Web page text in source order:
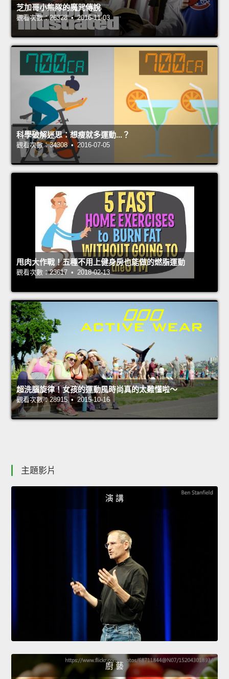
芝加哥小熊隊的魔咒傳說
觀看次數：26328 • 2016-11-03
科學破解迷思：想瘦就多運動...？
觀看次數：34308 • 2016-07-05
甩肉大作戰！五種不用上健身房也能做的燃脂運動
觀看次數：23617 • 2018-02-13
超洗腦旋律！女孩的運動風時尚真的太難懂啦～
觀看次數：28915 • 2015-10-16
主題影片
演 講
廚 藝